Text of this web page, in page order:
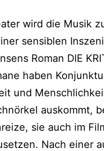
wird die Musik
sensiblen
Roman DIE
haben
und
auskommt,
sie auch im
Nach einer